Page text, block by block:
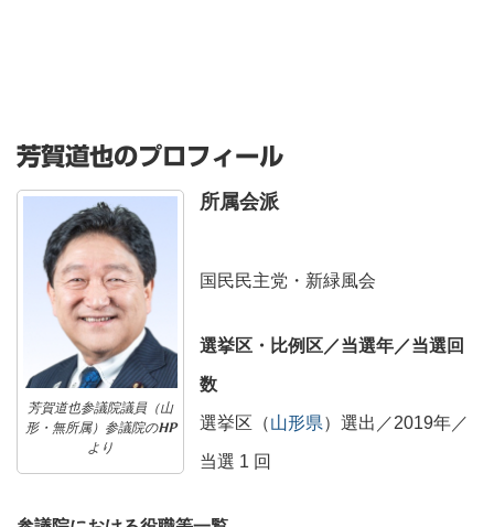
芳賀道也のプロフィール
芳賀道也参議院議員（山
形・無所属）参議院のHP
より
所属会派
国民民主党・新緑風会
選挙区・比例区／当選年／当選回
数
選挙区（山形県）選出／2019年／
当選 1 回